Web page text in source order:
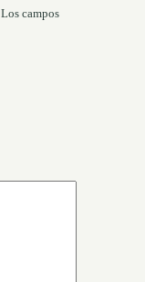
Los campos